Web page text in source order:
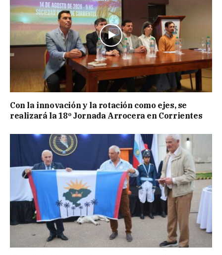
Con la innovación y la rotación como ejes, se
realizará la 18º Jornada Arrocera en Corrientes